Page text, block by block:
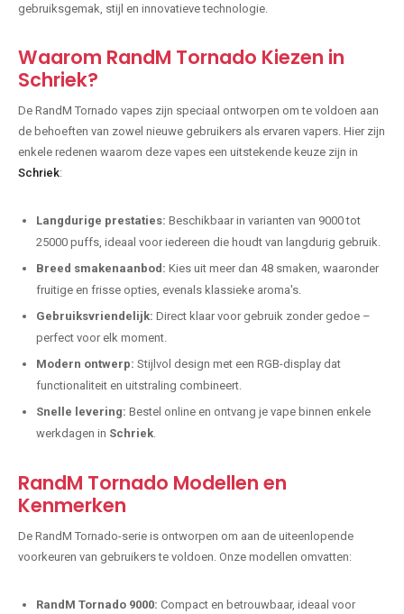
gebruiksgemak, stijl en innovatieve technologie.
Waarom RandM Tornado Kiezen in
Schriek?
De RandM Tornado vapes zijn speciaal ontworpen om te voldoen aan
de behoeften van zowel nieuwe gebruikers als ervaren vapers. Hier zijn
enkele redenen waarom deze vapes een uitstekende keuze zijn in
Schriek:
Langdurige prestaties: Beschikbaar in varianten van 9000 tot
25000 puffs, ideaal voor iedereen die houdt van langdurig gebruik.
Breed smakenaanbod: Kies uit meer dan 48 smaken, waaronder
fruitige en frisse opties, evenals klassieke aroma's.
Gebruiksvriendelijk: Direct klaar voor gebruik zonder gedoe –
perfect voor elk moment.
Modern ontwerp: Stijlvol design met een RGB-display dat
functionaliteit en uitstraling combineert.
Snelle levering: Bestel online en ontvang je vape binnen enkele
werkdagen in Schriek
RandM Tornado Modellen en
Kenmerken
De RandM Tornado-serie is ontworpen om aan de uiteenlopende
voorkeuren van gebruikers te voldoen. Onze modellen omvatten:
RandM Tornado 9000: Compact en betrouwbaar, ideaal voor